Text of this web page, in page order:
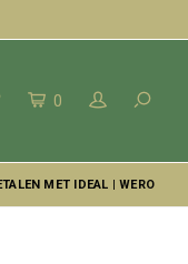
0
MET IDEAL | WERO